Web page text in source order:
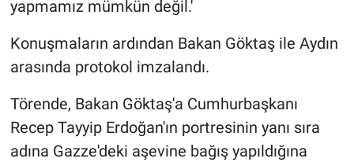
yapmamız mümkün değil.'
Konuşmaların ardından Bakan Göktaş ile Aydın
arasında protokol imzalandı.
Törende, Bakan Göktaş'a Cumhurbaşkanı
Recep Tayyip Erdoğan'ın portresinin yanı sıra
adına Gazze'deki aşevine bağış yapıldığına